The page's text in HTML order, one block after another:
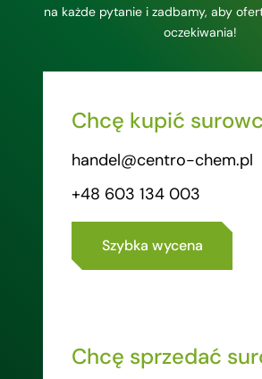
na każde pytanie i zadbamy, aby
oczekiwania!
Chcę kupić
handel@centro-chem.pl
+48 603 134 003
Szybka wycena
Chcę sprzedać